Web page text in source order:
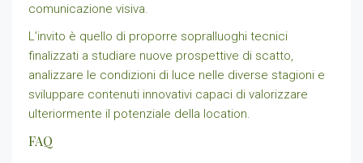
comunicazione visiva.
L’invito è quello di proporre sopralluoghi tecnici
finalizzati a studiare nuove prospettive di scatto,
analizzare le condizioni di luce nelle diverse stagioni e
sviluppare contenuti innovativi capaci di valorizzare
ulteriormente il potenziale della location.
FAQ